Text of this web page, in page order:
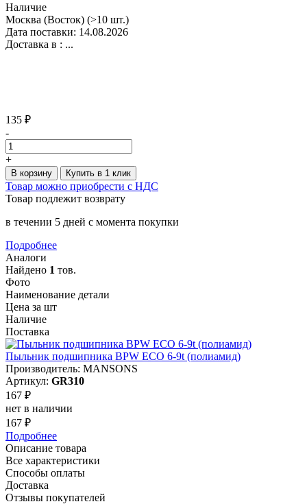
Наличие
Москва (Восток) (>10 шт.)
Дата поставки: 14.08.2026
Доставка в : ...
135 ₽
-
+
В корзину Купить в 1 клик
Товар можно приобрести с НДС
Товар подлежит возврату
в течении 5 дней с момента покупки
Подробнее
Аналоги
Найдено 1 тов.
Фото
Наименование детали
Цена за шт
Наличие
Поставка
Пыльник подшипника BPW ECO 6-9t (полиамид)
Производитель: MANSONS
Артикул: GR310
167 ₽
нет в наличии
167 ₽
Подробнее
Описание товара
Все характеристики
Способы оплаты
Доставка
Отзывы покупателей